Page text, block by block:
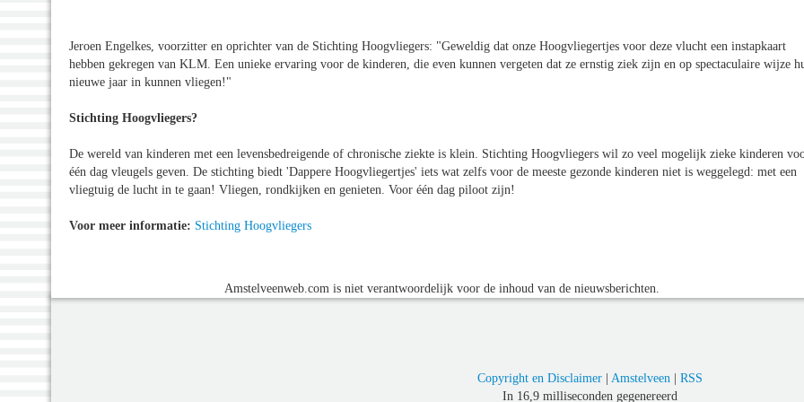
Jeroen Engelkes, voorzitter en oprichter van de Stichting Hoogvliegers: "Geweldig dat onze Hoogvliegertjes voor deze vlucht een instapkaart
hebben gekregen van KLM. Een unieke ervaring voor de kinderen, die even kunnen vergeten dat ze ernstig ziek zijn en op spectaculaire wijze
nieuwe jaar in kunnen vliegen!"
Stichting Hoogvliegers?
De wereld van kinderen met een levensbedreigende of chronische ziekte is klein. Stichting Hoogvliegers wil zo veel mogelijk zieke kinderen
één dag vleugels geven. De stichting biedt 'Dappere Hoogvliegertjes' iets wat zelfs voor de meeste gezonde kinderen niet is weggelegd: met een
vliegtuig de lucht in te gaan! Vliegen, rondkijken en genieten. Voor één dag piloot zijn!
Voor meer informatie: Stichting Hoogvliegers
Amstelveenweb.com is niet verantwoordelijk voor de inhoud van de nieuwsberichten.
Copyright en Disclaimer| Amstelveen | RSS
In 16,9 milliseconden gegenereerd